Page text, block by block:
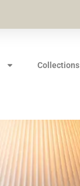
Collections